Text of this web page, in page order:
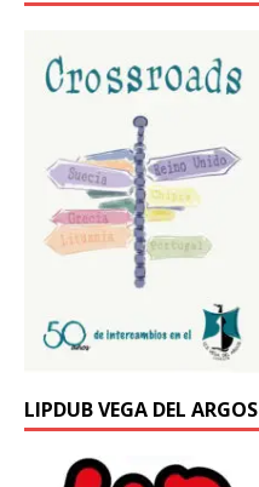
LIPDUB VEGA DEL ARGOS